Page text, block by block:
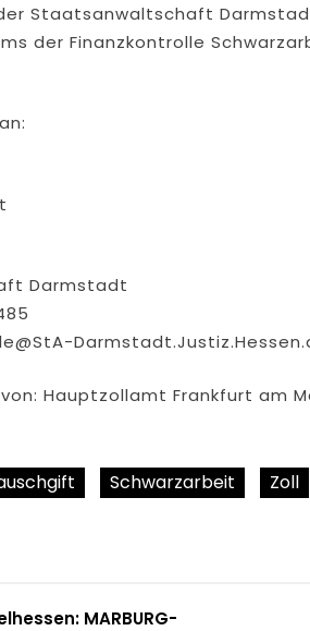
Staatsanwaltschaft
der Finanzkontrolle
Darmstadt
Hauptzollamt Frankfurt am
Schwarzarbeit Zoll
MARBURG-